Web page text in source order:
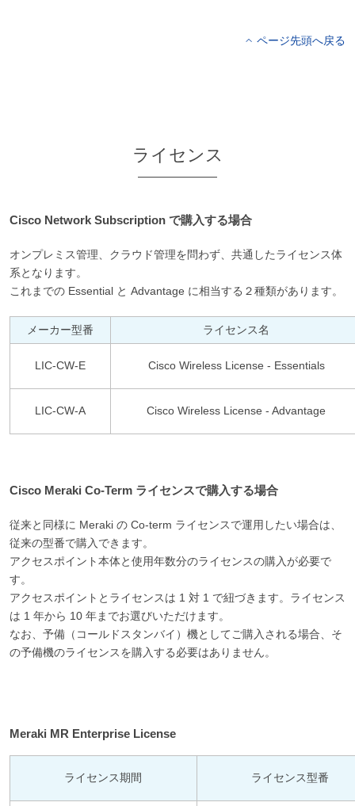
ページ先頭へ戻る
ライセンス
Cisco Network Subscription で購入する場合
オンプレミス管理、クラウド管理を問わず、共通したライセンス体
系となります。
これまでの Essential と Advantage に相当する２種類があります。
メーカー型番 ライセンス名
LIC-CW-E Cisco Wireless License - Essentials
LIC-CW-A Cisco Wireless License - Advantage
Cisco Meraki Co-Term ライセンスで購入する場合
従来と同様に Meraki の Co-term ライセンスで運用したい場合は、
従来の型番で購入できます。
アクセスポイント本体と使用年数分のライセンスの購入が必要で
す。
アクセスポイントとライセンスは 1 対 1 で紐づきます。ライセンス
は 1 年から 10 年までお選びいただけます。
なお、予備（コールドスタンバイ）機としてご購入される場合、そ
の予備機のライセンスを購入する必要はありません。
Meraki MR Enterprise License
ライセンス期間 ライセンス型番